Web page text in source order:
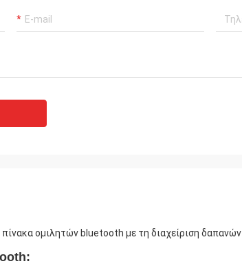
ομιλητών bluetooth με τη διαχείριση δαπανών